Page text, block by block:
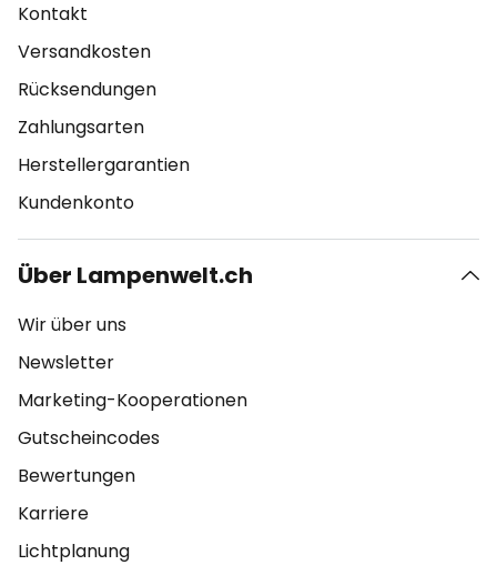
Kontakt
Versandkosten
Rücksendungen
Zahlungsarten
Herstellergarantien
Kundenkonto
Über Lampenwelt.ch
Wir über uns
Newsletter
Marketing-Kooperationen
Gutscheincodes
Bewertungen
Karriere
Lichtplanung